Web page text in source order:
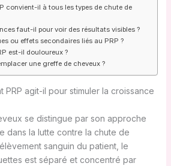
convient-il à tous les types de chute de
faut-il pour voir des résultats visibles ?
ou effets secondaires liés au PRP ?
est-il douloureux ?
une greffe de cheveux ?
PRP agit-il pour stimuler la croissance
se distingue par son approche
dans la lutte contre la chute de
sanguin du patient, le
est séparé et concentré par